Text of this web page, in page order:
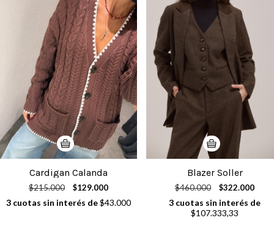
Cardigan Calanda
$215.000 $129.000
3 cuotas sin interés de$43.000
Blazer Soller
$460.000 $322.000
3 cuotas sin interés de
$107.333,33